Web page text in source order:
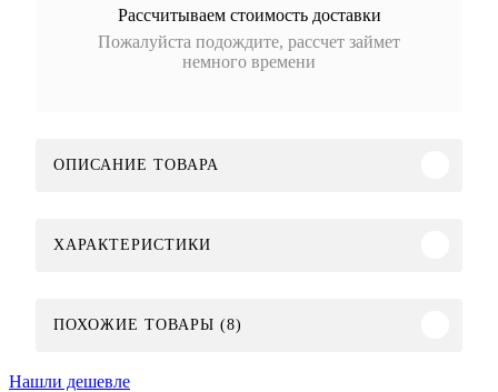
Рассчитываем стоимость доставки
Пожалуйста подождите, рассчет займет
немного времени
ОПИСАНИЕ ТОВАРА
ХАРАКТЕРИСТИКИ
ПОХОЖИЕ ТОВАРЫ (8)
Нашли дешевле